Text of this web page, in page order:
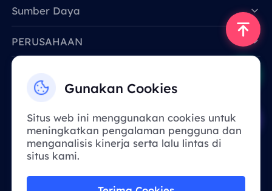
Gunakan Cookies
Situs web ini menggunakan cookies untuk
meningkatkan pengalaman pengguna dan
menganalisis kinerja serta lalu lintas di
situs kami.
Sumber Daya
PERUSAHAAN
Email: support@smartproxy.org
Indonesia
Karena kebijakan, layanan ini tidak